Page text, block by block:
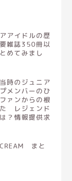
アイドルの歴
雑誌350冊以
めてみまし
時のジュニア
メンバーのひ
ァンからの根
レジェンド
？情報提供求
まと